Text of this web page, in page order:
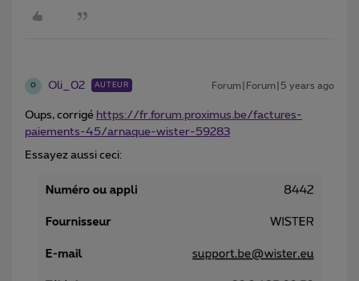
O Oli_02 AUTEUR Forum|Forum|5 years ago
Oups, corrigé https://fr.forum.proximus.be/factures-
paiements-45/arnaque-wister-59283
Essayez aussi ceci: